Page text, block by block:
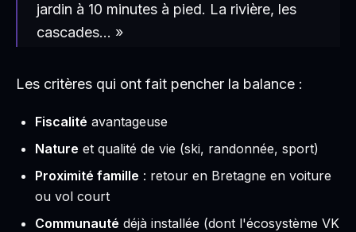
jardin à 10 minutes à pied. La rivière, les
cascades… »
Les critères qui ont fait pencher la balance :
Fiscalité avantageuse
Nature et qualité de vie (ski, randonnée, sport)
Proximité famille : retour en Bretagne en voiture
ou vol court
Communauté déjà installée (dont l'écosystème VK